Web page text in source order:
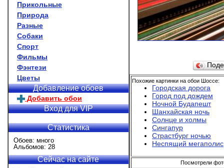
Прикольные
Природа
Разные
Собаки
Спорт
Фильмы
Фэнтези
Цветы
Добавление обоев
Добавить обои
Вход для VIP
Статистика
Обоев: много
Альбомов: 28
Сейчас на сайте
Похожие картинки на обои Шоссе:
Городская дорога
Город под дождем
Ночной Будапешт
Шанхайская ночь
Солнце и холмы
Сингапур
Страстбург ночью
Неспящий мегаполис
Посмотрели